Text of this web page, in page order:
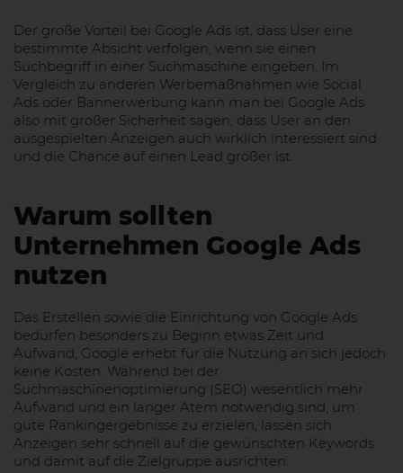
Der große Vorteil bei Google Ads ist, dass User eine
bestimmte Absicht verfolgen, wenn sie einen
Suchbegriff in einer Suchmaschine eingeben. Im
Vergleich zu anderen Werbemaßnahmen wie Social
Ads oder Bannerwerbung kann man bei Google Ads
also mit großer Sicherheit sagen, dass User an den
ausgespielten Anzeigen auch wirklich interessiert sind
und die Chance auf einen Lead größer ist.
Warum sollten
Unternehmen Google Ads
nutzen
Das Erstellen sowie die Einrichtung von Google Ads
bedürfen besonders zu Beginn etwas Zeit und
Aufwand, Google erhebt für die Nutzung an sich jedoch
keine Kosten. Während bei der
Suchmaschinenoptimierung (SEO) wesentlich mehr
Aufwand und ein langer Atem notwendig sind, um
gute Rankingergebnisse zu erzielen, lassen sich
Anzeigen sehr schnell auf die gewünschten Keywords
und damit auf die Zielgruppe ausrichten.